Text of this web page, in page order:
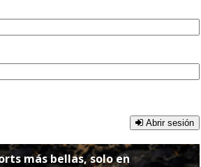
Abrir sesión
más bellas, solo en